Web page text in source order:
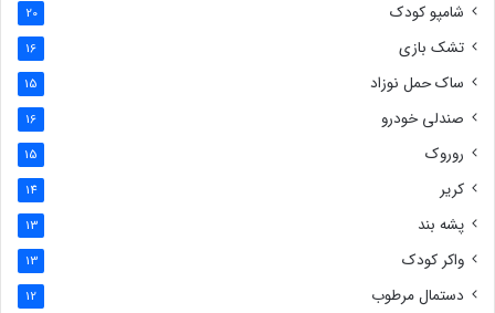
شامپو کودک 20
تشک بازی 16
ساک حمل نوزاد 15
صندلی خودرو 16
روروک 15
کریر 14
پشه بند 13
واکر کودک 13
دستمال مرطوب 12